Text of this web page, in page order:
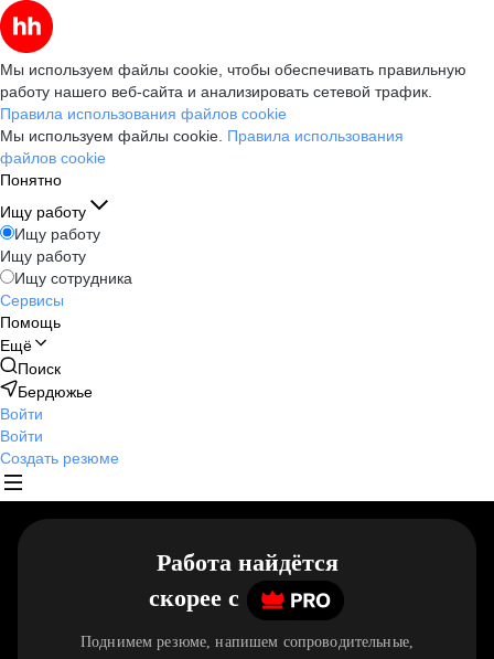
Мы используем файлы cookie, чтобы обеспечивать правильную
работу нашего веб-сайта и анализировать сетевой трафик.
Правила использования файлов cookie
Мы используем файлы cookie. Правила использования
файлов cookie
Понятно
Ищу работу
Ищу работу
Ищу работу
Ищу сотрудника
Сервисы
Помощь
Ещё
Поиск
Бердюжье
Войти
Войти
Создать резюме
Работа найдётся
скорее c
Поднимем резюме, напишем сопроводительные,